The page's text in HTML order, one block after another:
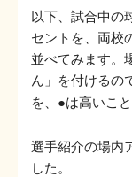
以下、試合中の
セントを、両校
並べてみます。
ん」を付けるの
を、
●は高いこ
選手紹介の場内
した。